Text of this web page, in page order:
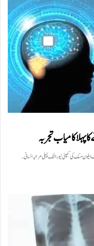
کامیاب تجربہ
مسک کی کمپنی نیور النک پہلی مرتبہ انسانی…